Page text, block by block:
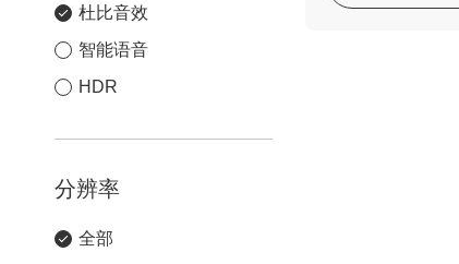
杜比音效
智能语音
HDR
分辨率
全部